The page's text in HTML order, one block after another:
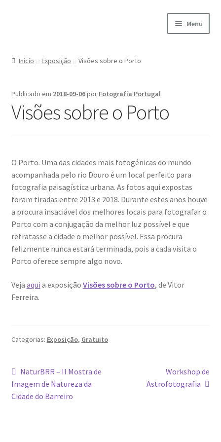
Menu
Encomendas
Cookie Policy
Courses
Dia Mundial da Terra
Dicas
Dicas de Fotografia
FEIRA DO LIVRO: Última semana da Campanha 50-15
Patrocínio a DICAS DE FOTOGRAFIA
Início Exposição Visões sobre o Porto
Publicado em 2018-09-06por Fotografia Portugal
Visões sobre o Porto
O Porto. Uma das cidades mais fotogénicas do mundo
acompanhada pelo rio Douro é um local perfeito para
fotografia paisagística urbana. As fotos aqui expostas
foram tiradas entre 2013 e 2018. Durante estes anos houve
a procura insaciável dos melhores locais para fotografar o
Porto com a conjugação da melhor luz possível e que
retratasse a cidade o melhor possível. Essa procura
felizmente nunca estará terminada, pois a cada visita o
Porto oferece sempre algo novo.
Veja aqui a exposição Visões sobre o Porto, de Vitor
Ferreira.
Categorias: Exposição, Gratuito
Navegação
de
Artigo
anterior:
NaturBRR – II Mostra de
Imagem de Natureza da
Cidade do Barreiro
Artigo
seguinte:
Workshop de
Astrofotografia